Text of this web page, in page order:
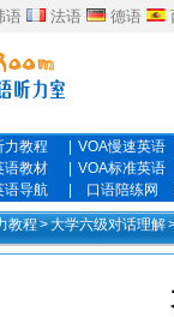
语 法语 德语
力教程 VOA慢速英语
语教材 VOA标准英语
语导航 口语陪练网
教程 >大学六级对话理解